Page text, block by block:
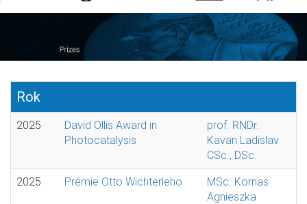
Rok
2025
David Ollis Award in
Photocatalysis
prof. RNDr.
Kavan Ladislav
CSc., DSc.
2025 Prémie Otto Wichterleho
MSc. Kornas
Agnieszka